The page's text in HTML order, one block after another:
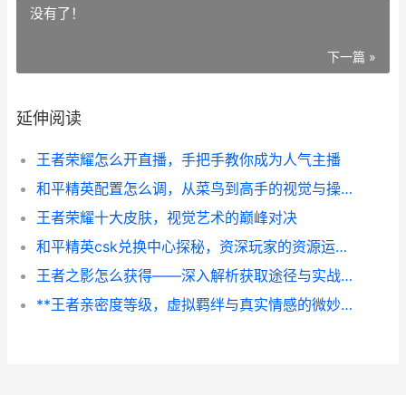
没有了！
下一篇 »
延伸阅读
王者荣耀怎么开直播，手把手教你成为人气主播
和平精英配置怎么调，从菜鸟到高手的视觉与操控密码
王者荣耀十大皮肤，视觉艺术的巅峰对决
和平精英csk兑换中心探秘，资深玩家的资源运营指南
王者之影怎么获得——深入解析获取途径与实战价值
**王者亲密度等级，虚拟羁绊与真实情感的微妙刻度**